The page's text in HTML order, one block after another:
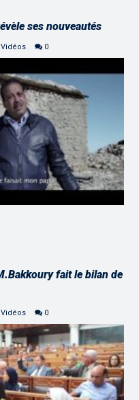
ses nouveautés
Vidéos 0
fait le bilan de
Vidéos 0